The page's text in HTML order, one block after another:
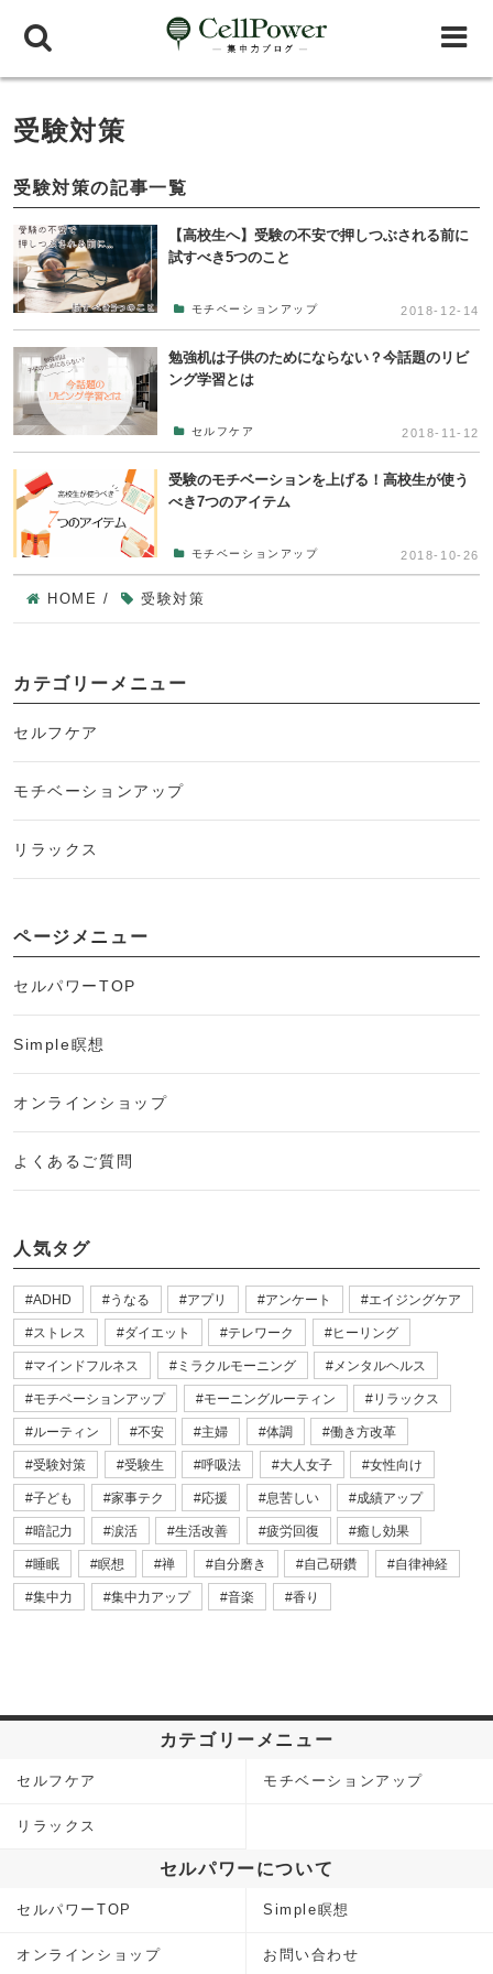
受験対策
受験対策の記事一覧
【高校生へ】受験の不安で押しつぶされる前に
試すべき5つのこと
モチベーションアップ 2018-12-14
勉強机は子供のためにならない？今話題のリビ
ング学習とは
セルフケア 2018-11-12
受験のモチベーションを上げる！高校生が使う
べき7つのアイテム
モチベーションアップ 2018-10-26
HOME / 受験対策
カテゴリーメニュー
セルフケア
モチベーションアップ
リラックス
ページメニュー
セルパワーTOP
Simple瞑想
オンラインショップ
よくあるご質問
人気タグ
ADHD うなる アプリ アンケート エイジングケア
ストレス ダイエット テレワーク ヒーリング
マインドフルネス ミラクルモーニング メンタルヘルス
モチベーションアップ モーニングルーティン リラックス
ルーティン 不安 主婦 体調 働き方改革
受験対策 受験生 呼吸法 大人女子 女性向け
子ども 家事テク 応援 息苦しい 成績アップ
暗記力 涙活 生活改善 疲労回復 癒し効果
睡眠 瞑想 禅 自分磨き 自己研鑽 自律神経
集中力 集中力アップ 音楽 香り
カテゴリーメニュー
セルフケア モチベーションアップ
リラックス
セルパワーについて
セルパワーTOP Simple瞑想
オンラインショップ お問い合わせ